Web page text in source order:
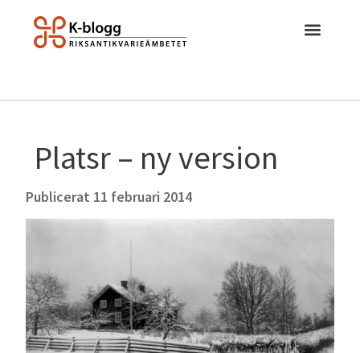
Platsr – ny version
Publicerat 11 februari 2014